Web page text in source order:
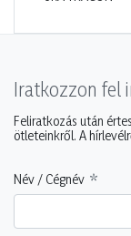
Iratkozzon fel
Feliratkozás után
ötleteinkről. A
Név / Cégnév